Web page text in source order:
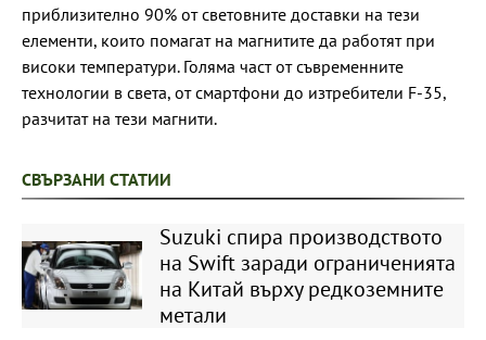
приблизително 90% от световните доставки на тези
елементи, които помагат на магнитите да работят при
високи температури. Голяма част от съвременните
технологии в света, от смартфони до изтребители F-35,
разчитат на тези магнити.
СВЪРЗАНИ СТАТИИ
Suzuki спира производството
на Swift заради ограниченията
на Китай върху редкоземните
метали